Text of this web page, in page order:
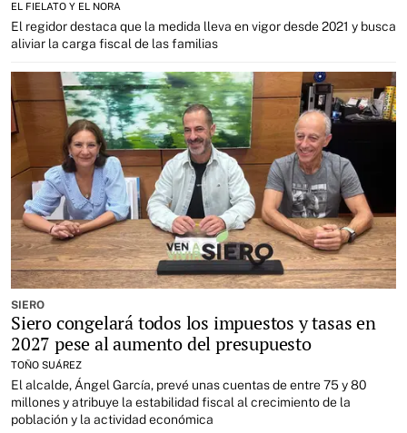
EL FIELATO Y EL NORA
El regidor destaca que la medida lleva en vigor desde 2021 y busca
aliviar la carga fiscal de las familias
SIERO
Siero congelará todos los impuestos y tasas en
2027 pese al aumento del presupuesto
TOÑO SUÁREZ
El alcalde, Ángel García, prevé unas cuentas de entre 75 y 80
millones y atribuye la estabilidad fiscal al crecimiento de la
población y la actividad económica